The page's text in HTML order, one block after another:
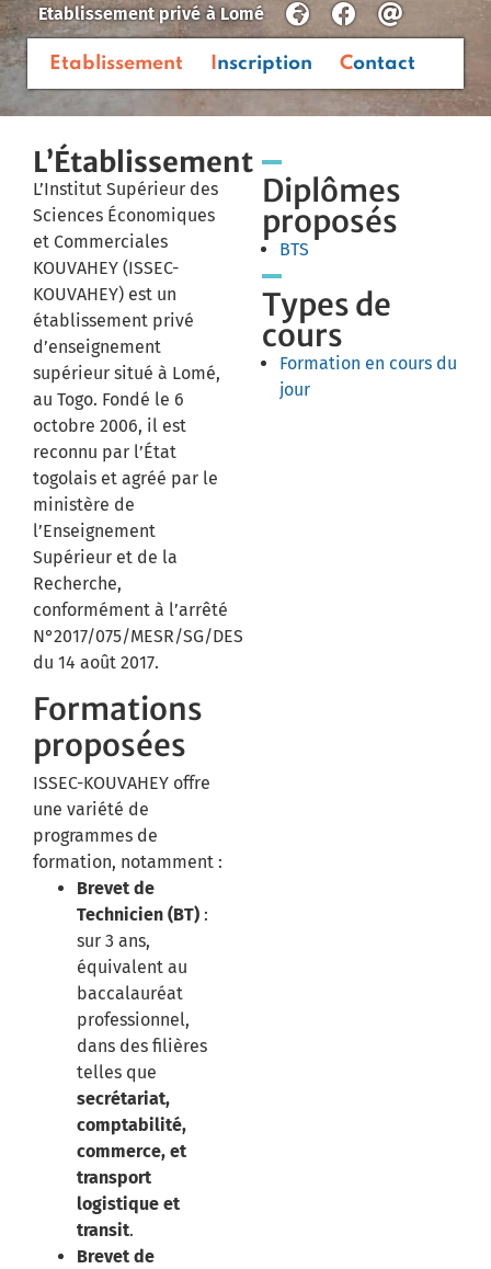
Etablissement privé àLomé
Etablissement Inscription Contact
L’Établissement
L’Institut Supérieur des
Sciences Économiques
et Commerciales
KOUVAHEY (ISSEC-
KOUVAHEY) est un
établissement privé
d’enseignement
supérieur situé à Lomé,
au Togo. Fondé le 6
octobre 2006, il est
reconnu par l’État
togolais et agréé par le
ministère de
l’Enseignement
Supérieur et de la
Recherche,
conformément à l’arrêté
N°2017/075/MESR/SG/DES
du 14 août 2017.
Formations
proposées
ISSEC-KOUVAHEY offre
une variété de
programmes de
formation, notamment :​
Brevet de
Technicien (BT) :
sur 3 ans,
équivalent au
baccalauréat
professionnel,
dans des filières
telles que
secrétariat,
comptabilité,
commerce, et
transport
logistique et
transit.​
Brevet de
Diplômes
proposés
BTS
Types de
cours
Formation en cours du
jour